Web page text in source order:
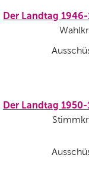
Der Landtag
Der Landtag